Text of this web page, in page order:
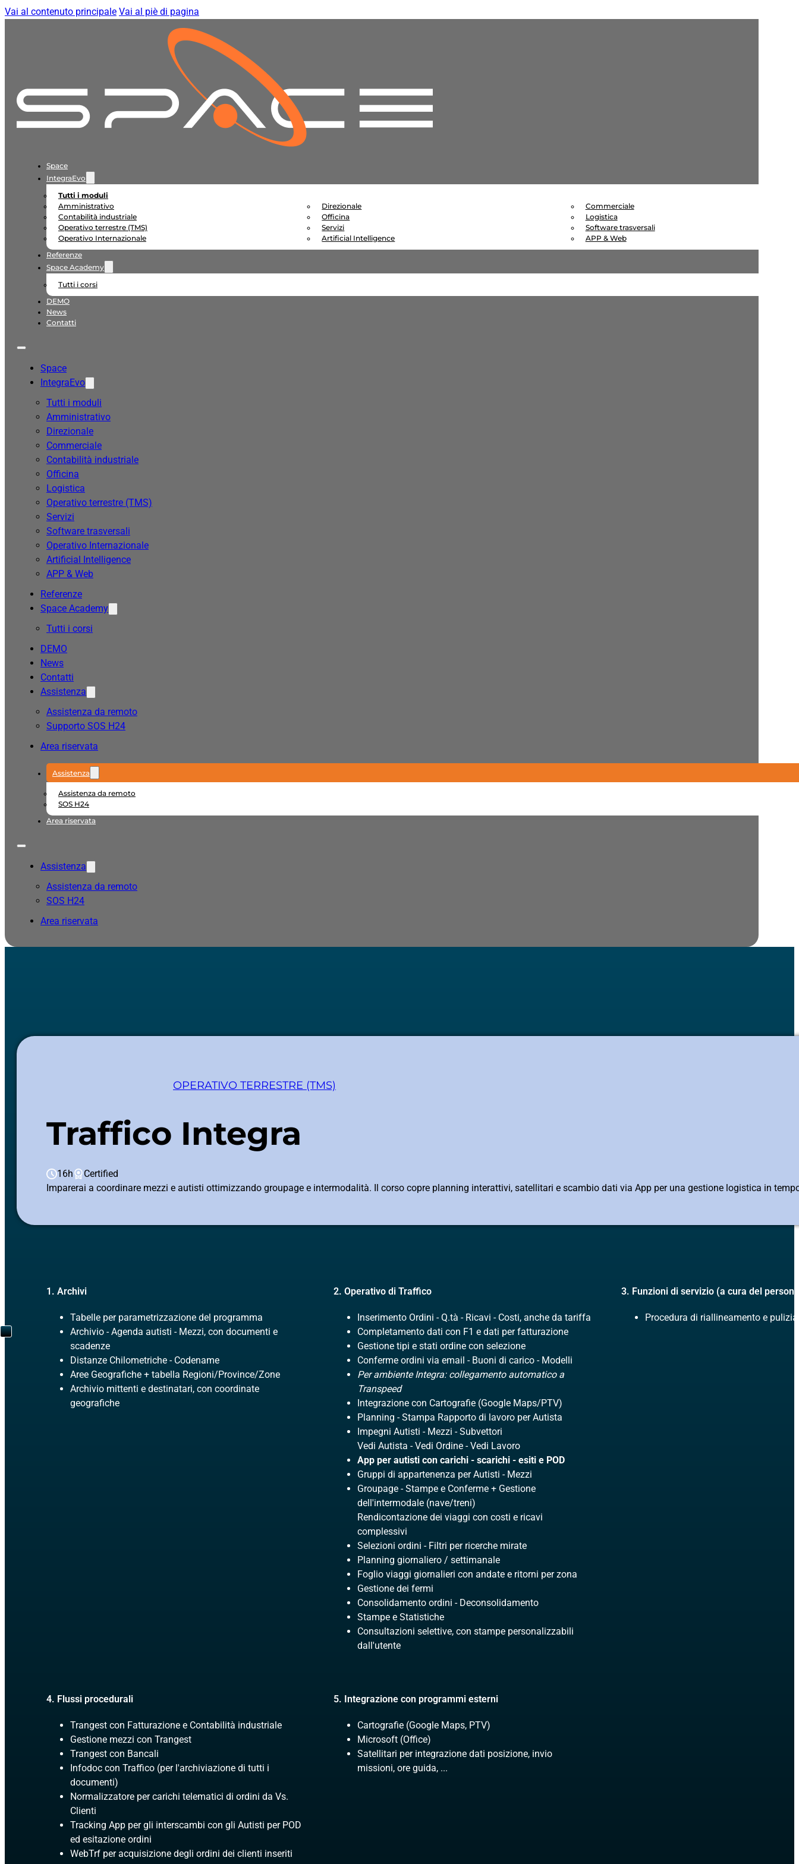
Vai al contenuto principale Vai al piè di pagina
Space
IntegraEvo
Tutti i moduli
Amministrativo
Direzionale
Commerciale
Contabilità industriale
Officina
Logistica
Operativo terrestre (TMS)
Servizi
Software trasversali
Operativo Internazionale
Artificial Intelligence
APP & Web
Referenze
Space Academy
Tutti i corsi
DEMO
News
Contatti
Space
IntegraEvo
Tutti i moduli
Amministrativo
Direzionale
Commerciale
Contabilità industriale
Officina
Logistica
Operativo terrestre (TMS)
Servizi
Software trasversali
Operativo Internazionale
Artificial Intelligence
APP & Web
Referenze
Space Academy
Tutti i corsi
DEMO
News
Contatti
Assistenza
Assistenza da remoto
Supporto SOS H24
Area riservata
Assistenza
Assistenza da remoto
SOS H24
Area riservata
Assistenza
Assistenza da remoto
SOS H24
Area riservata
OPERATIVO TERRESTRE (TMS)
Traffico Integra
16h
Certified
Imparerai a coordinare mezzi e autisti ottimizzando groupage e intermodalità. Il corso copre planning interattivi, satellitari e scambio dati via App per una gestione logistica in
1. Archivi
Tabelle per parametrizzazione del programma
Archivio - Agenda autisti - Mezzi, con documenti e
scadenze
Distanze Chilometriche - Codename
Aree Geografiche + tabella Regioni/Province/Zone
Archivio mittenti e destinatari, con coordinate
geografiche
2. Operativo di Traffico
Inserimento Ordini - Q.tà - Ricavi - Costi, anche da tariffa
Completamento dati con F1 e dati per fatturazione
Gestione tipi e stati ordine con selezione
Conferme ordini via email - Buoni di carico - Modelli
Per ambiente Integra: collegamento automatico a
Transpeed
Integrazione con Cartografie (Google Maps/PTV)
Planning - Stampa Rapporto di lavoro per Autista
Impegni Autisti - Mezzi - Subvettori
Vedi Autista - Vedi Ordine - Vedi Lavoro
App per autisti con carichi - scarichi - esiti e POD
Gruppi di appartenenza per Autisti - Mezzi
Groupage - Stampe e Conferme + Gestione
dell'intermodale (nave/treni)
Rendicontazione dei viaggi con costi e ricavi
complessivi
Selezioni ordini - Filtri per ricerche mirate
Planning giornaliero / settimanale
Foglio viaggi giornalieri con andate e ritorni per zona
Gestione dei fermi
Consolidamento ordini - Deconsolidamento
Stampe e Statistiche
Consultazioni selettive, con stampe personalizzabili
dall'utente
3. Funzioni di servizio (a cura del
Procedura di riallineamento e
4. Flussi procedurali
Trangest con Fatturazione e Contabilità industriale
Gestione mezzi con Trangest
Trangest con Bancali
Infodoc con Traffico (per l'archiviazione di tutti i
documenti)
Normalizzatore per carichi telematici di ordini da Vs.
Clienti
Tracking App per gli interscambi con gli Autisti per POD
ed esitazione ordini
WebTrf per acquisizione degli ordini dei clienti inseriti
5. Integrazione con programmi esterni
Cartografie (Google Maps, PTV)
Microsoft (Office)
Satellitari per integrazione dati posizione, invio
missioni, ore guida, ...